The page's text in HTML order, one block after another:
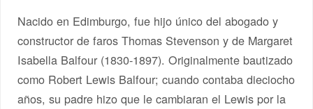
Nacido en Edimburgo, fue hijo único del abogado y
constructor de faros Thomas Stevenson y de Margaret
Isabella Balfour (1830-1897). Originalmente bautizado
como Robert Lewis Balfour; cuando contaba dieciocho
años, su padre hizo que le cambiaran el Lewis por la